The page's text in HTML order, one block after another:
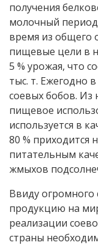
получения
молочный
время из общего
пищевые цели в
5 % урожая, что
тыс. т. Ежегодно
соевых бобов. Из
пищевое
используется в
80 % приходится
питательным
жмыхов
Ввиду огромного
продукцию на
реализации
страны